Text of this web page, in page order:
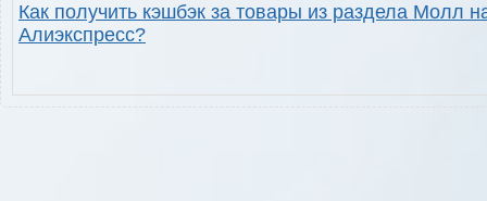
Как получить кэшбэк за товары из раздела Молл
Алиэкспресс?